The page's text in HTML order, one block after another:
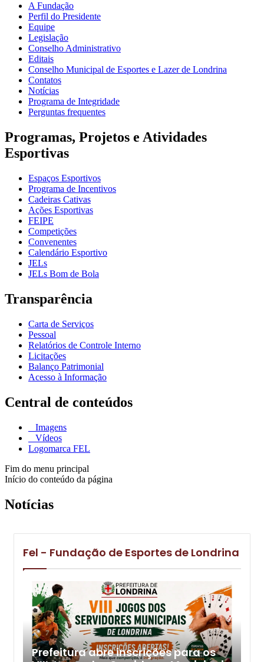
A Fundação
Perfil do Presidente
Equipe
Legislação
Conselho Administrativo
Editais
Conselho Municipal de Esportes e Lazer de Londrina
Contatos
Notícias
Programa de Integridade
Perguntas frequentes
Programas, Projetos e Atividades
Esportivas
Espaços Esportivos
Programa de Incentivos
Cadeiras Cativas
Ações Esportivas
FEIPE
Competições
Convenentes
Calendário Esportivo
JELs
JELs Bom de Bola
Transparência
Carta de Serviços
Pessoal
Relatórios de Controle Interno
Licitações
Balanço Patrimonial
Acesso à Informação
Central de conteúdos
Imagens
Vídeos
Logomarca FEL
Fim do menu principal
Início do conteúdo da página
Notícias